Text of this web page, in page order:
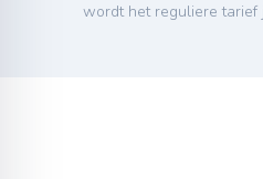
wordt het reguliere tarief